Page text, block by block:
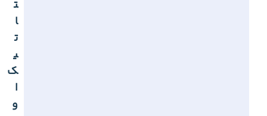
ت
ا
ت
ی
ک
ا
و